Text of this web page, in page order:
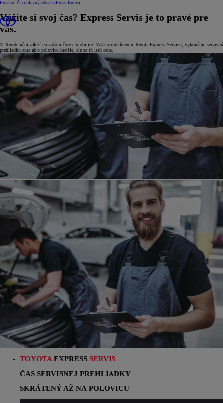
Preskočiť na hlavný obsah (Press Enter)
Vážite si svoj čas? Express Servis je to pravé pre
vás.
V Toyote nám záleží na vašom čase a mobilite. Vďaka unikátnemu Toyota Express Servisu, vykonáme servisnú
prehliadku auta až o polovicu kratšie, ale za tú istú cenu.
TOYOTAEXPRESS SERVIS
ČAS SERVISNEJ PREHLIADKY
SKRÁTENÝ AŽ NA POLOVICU